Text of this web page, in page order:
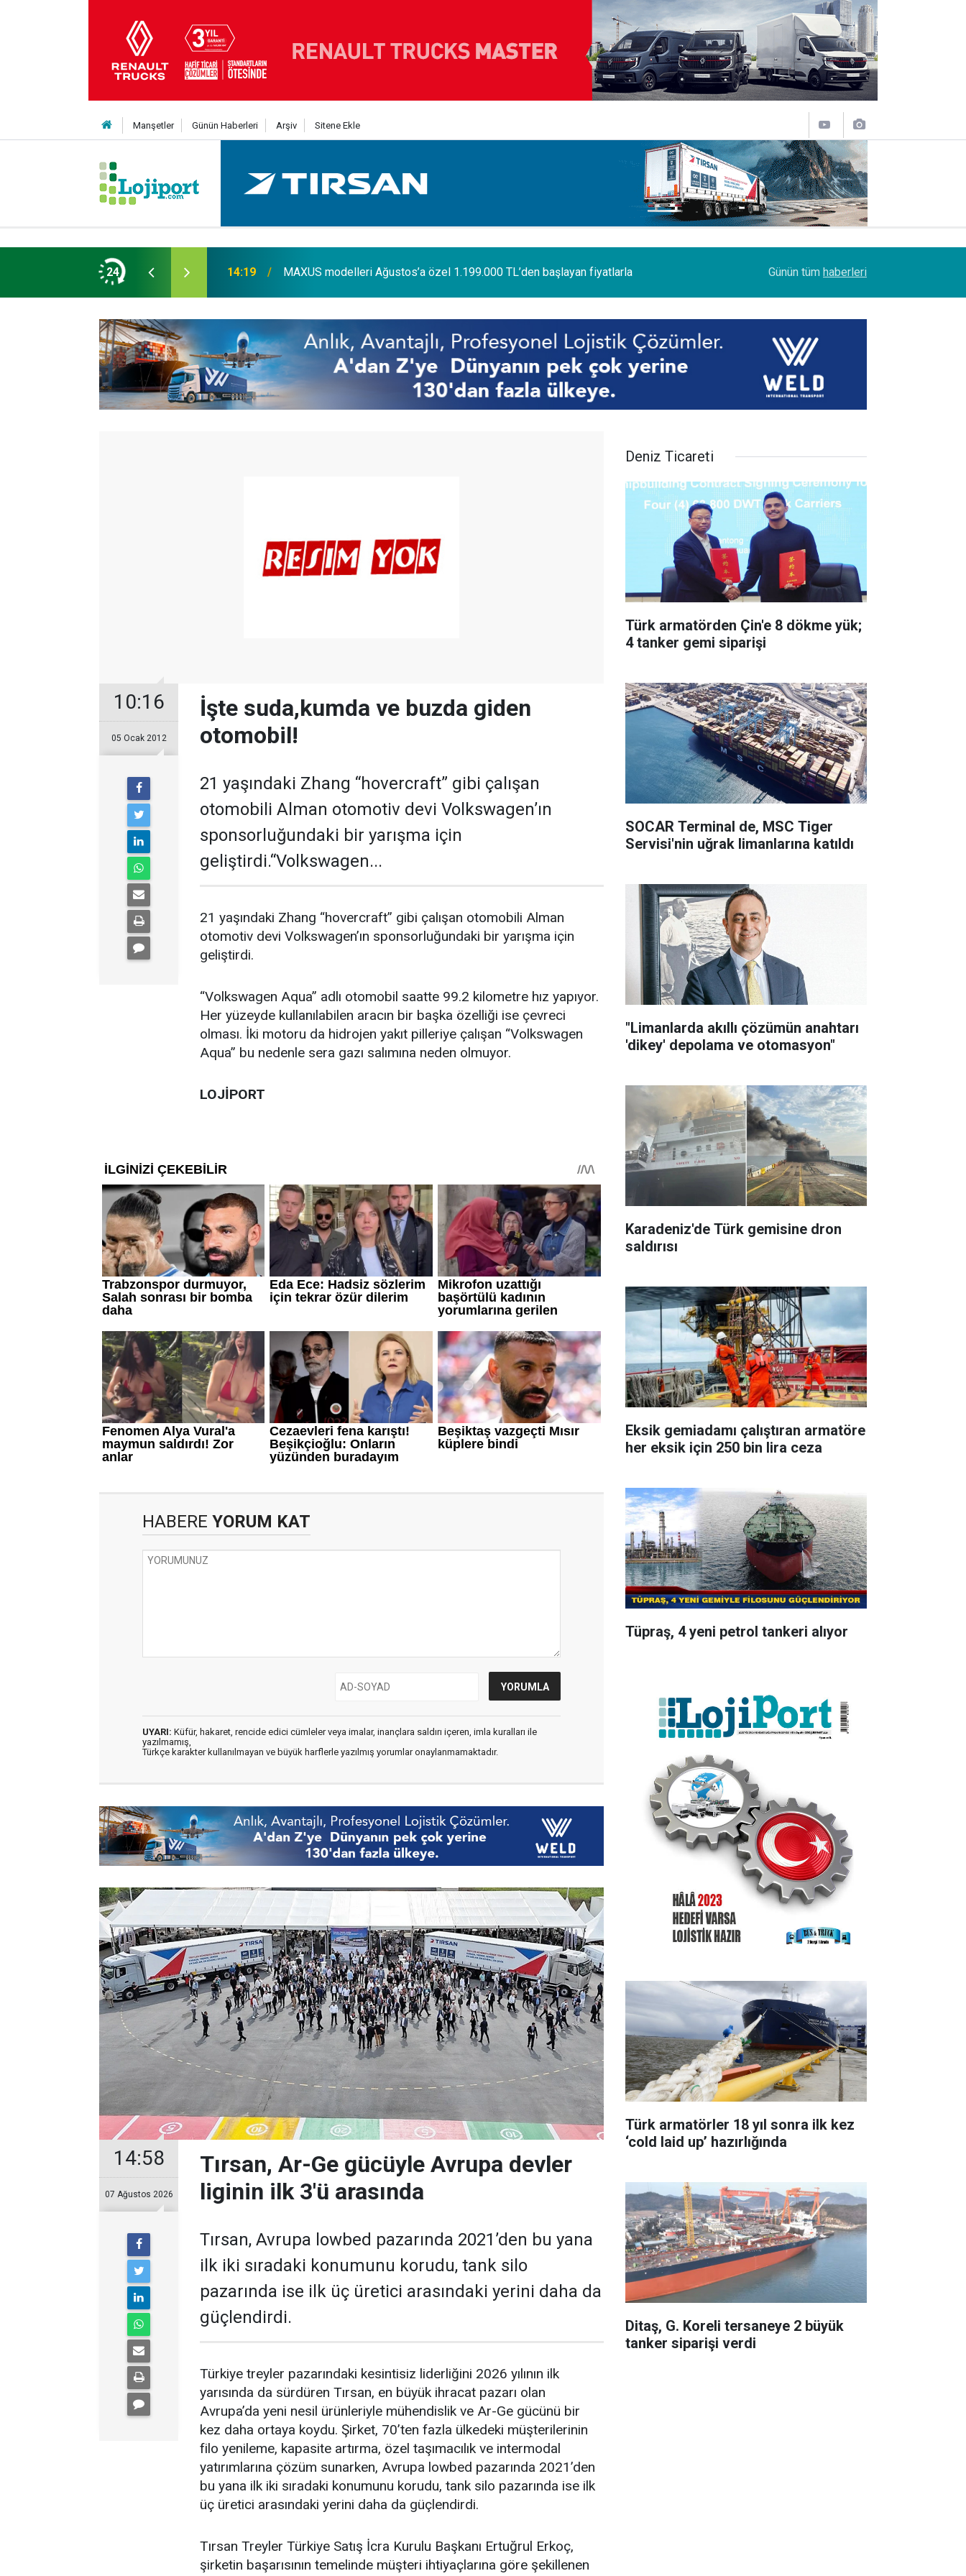
Manşetler Günün Haberleri Arşiv Sitene Ekle
24
liginin ilk 3'ü arasında 14:19 MAXUS modelleri Ağustos’a özel 1.199.000 TL’den başlayan fiyatlarla Petrol Ofisi Grubu 18. kez zirvede
Günün tüm haberleri
10:16
05 Ocak 2012
İşte suda,kumda ve buzda giden
otomobil!
21 yaşındaki Zhang “hovercraft” gibi çalışan
otomobili Alman otomotiv devi Volkswagen’ın
sponsorluğundaki bir yarışma için
geliştirdi.“Volkswagen...
21 yaşındaki Zhang “hovercraft” gibi çalışan otomobili Alman
otomotiv devi Volkswagen’ın sponsorluğundaki bir yarışma için
geliştirdi.
“Volkswagen Aqua” adlı otomobil saatte 99.2 kilometre hız yapıyor.
Her yüzeyde kullanılabilen aracın bir başka özelliği ise çevreci
olması. İki motoru da hidrojen yakıt pilleriye çalışan “Volkswagen
Aqua” bu nedenle sera gazı salımına neden olmuyor.
LOJİPORT
HABERE YORUM KAT
UYARI: Küfür, hakaret, rencide edici cümleler veya imalar, inançlara saldırı içeren, imla kuralları ile
yazılmamış,
Türkçe karakter kullanılmayan ve büyük harflerle yazılmış yorumlar onaylanmamaktadır.
14:58
07 Ağustos 2026
Tırsan, Ar-Ge gücüyle Avrupa devler
liginin ilk 3'ü arasında
Tırsan, Avrupa lowbed pazarında 2021’den bu yana
ilk iki sıradaki konumunu korudu, tank silo
pazarında ise ilk üç üretici arasındaki yerini daha da
güçlen­dirdi.
Türkiye treyler pazarın­daki kesintisiz liderliğini 2026 yılının ilk
yarısında da sürdüren Tırsan, en büyük ih­racat pazarı olan
Avrupa’da yeni nesil ürünleriyle mühendislik ve Ar-Ge gücünü bir
kez daha orta­ya koydu. Şirket, 70’ten fazla ül­kedeki müşterilerinin
filo yenile­me, kapasite artırma, özel taşıma­cılık ve intermodal
yatırımlarına çözüm sunarken, Avrupa lowbed pazarında 2021’den
bu yana ilk iki sıradaki konumunu korudu, tank silo pazarında ise ilk
üç üretici arasındaki yerini daha da güçlen­dirdi.
Tırsan Treyler Türkiye Satış İcra Kurulu Başkanı Ertuğrul Er­koç,
şirketin başarısının teme­linde müşteri ihtiyaçlarına göre şekillenen
Deniz Ticareti
Türk armatörden Çin'e 8 dökme yük;
4 tanker gemi siparişi
SOCAR Terminal de, MSC Tiger
Servisi'nin uğrak limanlarına katıldı
"Limanlarda akıllı çözümün anahtarı
'dikey' depolama ve otomasyon"
Karadeniz'de Türk gemisine dron
saldırısı
Eksik gemiadamı çalıştıran armatöre
her eksik için 250 bin lira ceza
Tüpraş, 4 yeni petrol tankeri alıyor
Türk armatörler 18 yıl sonra ilk kez
‘cold laid up’ hazırlığında
Ditaş, G. Koreli tersaneye 2 büyük
tanker siparişi verdi